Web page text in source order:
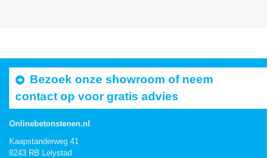
Bezoek onze showroom of neem
contact op voor gratis advies
Onlinebetonstenen.nl
Kaapstanderweg 41
8243 RB Lelystad